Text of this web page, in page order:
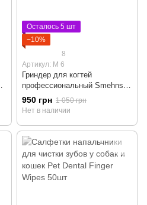
Осталось 5 шт
−10%
8
Артикул: M 6
Гриндер для когтей
профессиональный Smehnser
M6 с фонариком
950 грн 1 050 грн
Нет в наличии